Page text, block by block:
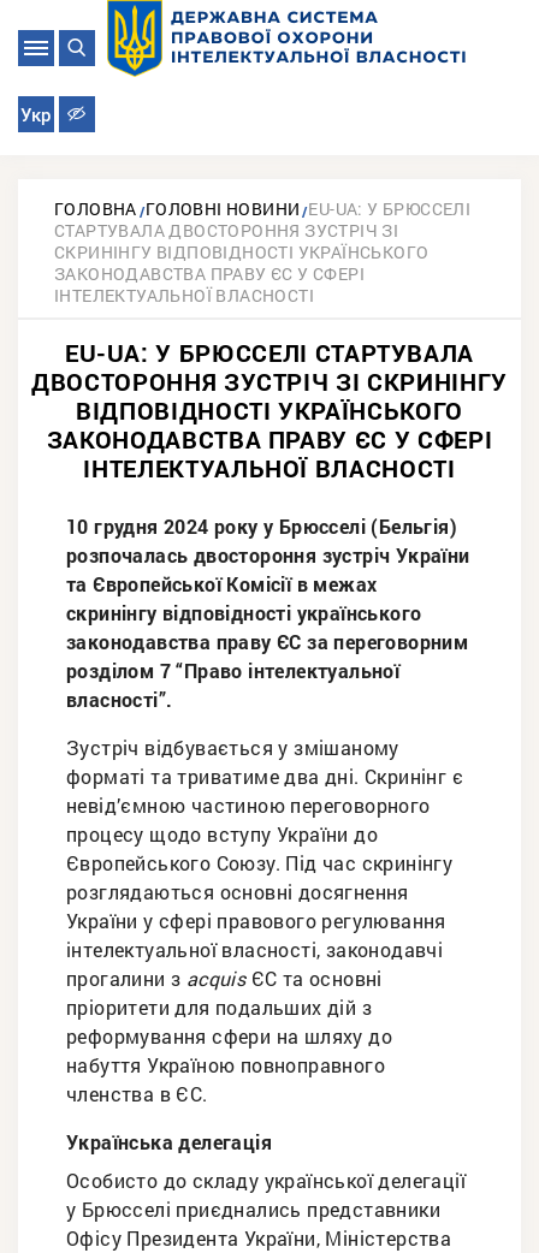
Укр
ГОЛОВНА ГОЛОВНІ НОВИНИ EU-UA: У БРЮССЕЛІ
СТАРТУВАЛА ДВОСТОРОННЯ ЗУСТРІЧ ЗІ
СКРИНІНГУ ВІДПОВІДНОСТІ УКРАЇНСЬКОГО
ЗАКОНОДАВСТВА ПРАВУ ЄС У СФЕРІ
ІНТЕЛЕКТУАЛЬНОЇ ВЛАСНОСТІ
EU-UA: У БРЮССЕЛІ СТАРТУВАЛА
ДВОСТОРОННЯ ЗУСТРІЧ ЗІ СКРИНІНГУ
ВІДПОВІДНОСТІ УКРАЇНСЬКОГО
ЗАКОНОДАВСТВА ПРАВУ ЄС У СФЕРІ
ІНТЕЛЕКТУАЛЬНОЇ ВЛАСНОСТІ
10 грудня 2024 року у Брюсселі (Бельгія)
розпочалась двостороння зустріч України
та Європейської Комісії в межах
скринінгу відповідності українського
законодавства праву ЄС за переговорним
розділом 7 “Право інтелектуальної
власності”.
Зустріч відбувається у змішаному
форматі та триватиме два дні. Скринінг є
невід’ємною частиною переговорного
процесу щодо вступу України до
Європейського Союзу. Під час скринінгу
розглядаються основні досягнення
України у сфері правового регулювання
інтелектуальної власності, законодавчі
прогалини з acquis ЄС та основні
пріоритети для подальших дій з
реформування сфери на шляху до
набуття Україною повноправного
членства в ЄС.
Українська делегація
Особисто до складу української делегації
у Брюсселі приєднались представники
Офісу Президента України, Міністерства